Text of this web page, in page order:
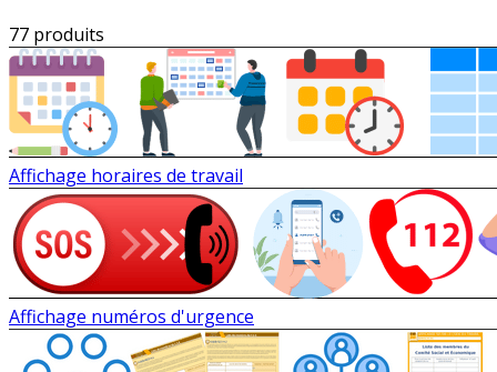
77 produits
Affichage horaires de travail
Affichage numéros d'urgence